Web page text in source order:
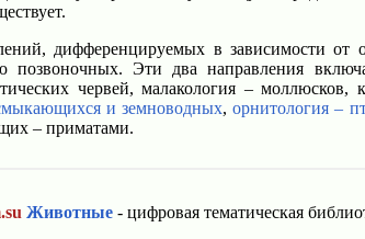
дифференцируемых в зависимости
позвоночных. Эти два направления
червей, малакология –
и земноводных,орнитология –
– приматами.
Животные - цифровая тематическая